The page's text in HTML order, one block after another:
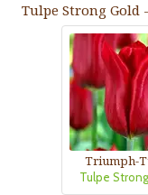
Tulpe Strong Gold
Triumph-
Tulpe